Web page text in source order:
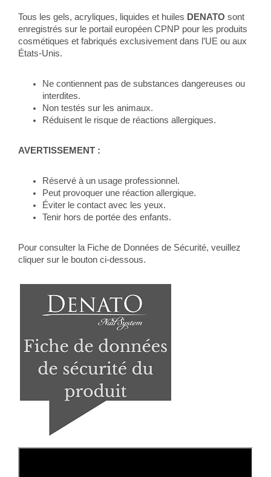
Tous les gels, acryliques, liquides et huiles DENATO sont
enregistrés sur le portail européen CPNP pour les produits
cosmétiques et fabriqués exclusivement dans l’UE ou aux
États-Unis.
Ne contiennent pas de substances dangereuses ou
interdites.
Non testés sur les animaux.
Réduisent le risque de réactions allergiques.
AVERTISSEMENT :
Réservé à un usage professionnel.
Peut provoquer une réaction allergique.
Éviter le contact avec les yeux.
Tenir hors de portée des enfants.
Pour consulter la Fiche de Données de Sécurité, veuillez
cliquer sur le bouton ci-dessous.